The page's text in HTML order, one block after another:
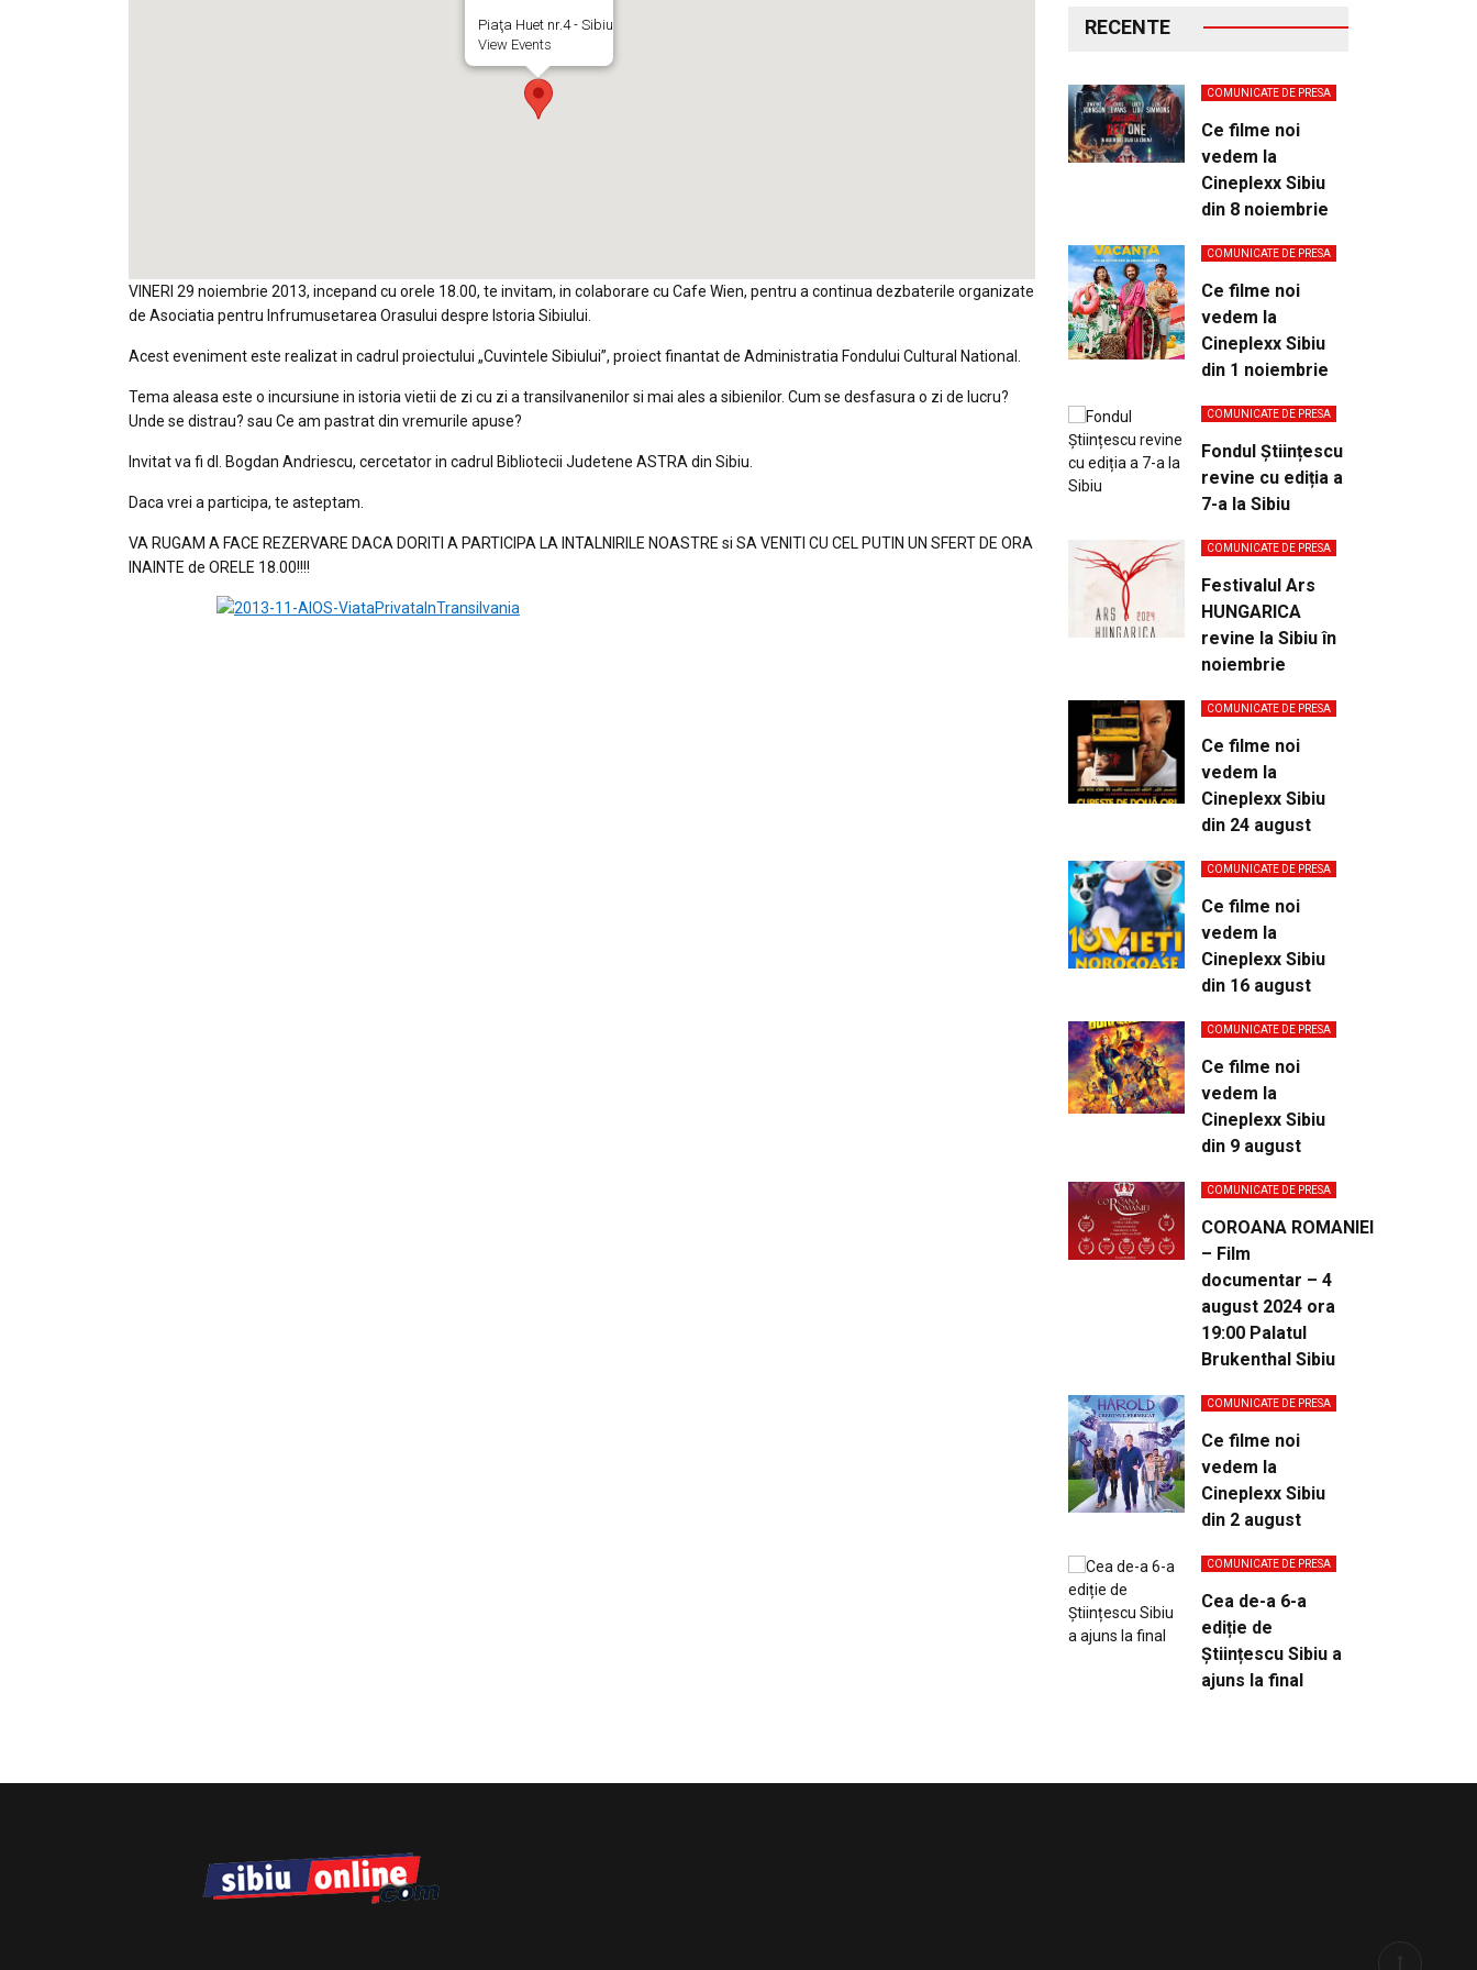
Piaţa Huet nr.4 - Sibiu
View Events
VINERI 29 noiembrie 2013, incepand cu orele 18.00, te invitam, in colaborare cu Cafe Wien, pentru a continua dezbaterile organizate
de Asociatia pentru Infrumusetarea Orasului despre Istoria Sibiului.
Acest eveniment este realizat in cadrul proiectului „Cuvintele Sibiului”, proiect finantat de Administratia Fondului Cultural National.
Tema aleasa este o incursiune in istoria vietii de zi cu zi a transilvanenilor si mai ales a sibienilor. Cum se desfasura o zi de lucru?
Unde se distrau? sau Ce am pastrat din vremurile apuse?
Invitat va fi dl. Bogdan Andriescu, cercetator in cadrul Bibliotecii Judetene ASTRA din Sibiu.
Daca vrei a participa, te asteptam.
VA RUGAM A FACE REZERVARE DACA DORITI A PARTICIPA LA INTALNIRILE NOASTRE si SA VENITI CU CEL PUTIN UN SFERT DE ORA
INAINTE de ORELE 18.00!!!!
RECENTE
COMUNICATE DE PRESA
Ce filme noi
vedem la
Cineplexx Sibiu
din 8 noiembrie
COMUNICATE DE PRESA
Ce filme noi
vedem la
Cineplexx Sibiu
din 1 noiembrie
COMUNICATE DE PRESA
Fondul Științescu
revine cu ediția a
7-a la Sibiu
COMUNICATE DE PRESA
Festivalul Ars
HUNGARICA
revine la Sibiu în
noiembrie
COMUNICATE DE PRESA
Ce filme noi
vedem la
Cineplexx Sibiu
din 24 august
COMUNICATE DE PRESA
Ce filme noi
vedem la
Cineplexx Sibiu
din 16 august
COMUNICATE DE PRESA
Ce filme noi
vedem la
Cineplexx Sibiu
din 9 august
COMUNICATE DE PRESA
COROANA ROMANIEI
– Film
documentar – 4
august 2024 ora
19:00 Palatul
Brukenthal Sibiu
COMUNICATE DE PRESA
Ce filme noi
vedem la
Cineplexx Sibiu
din 2 august
COMUNICATE DE PRESA
Cea de-a 6-a
ediție de
Științescu Sibiu a
ajuns la final